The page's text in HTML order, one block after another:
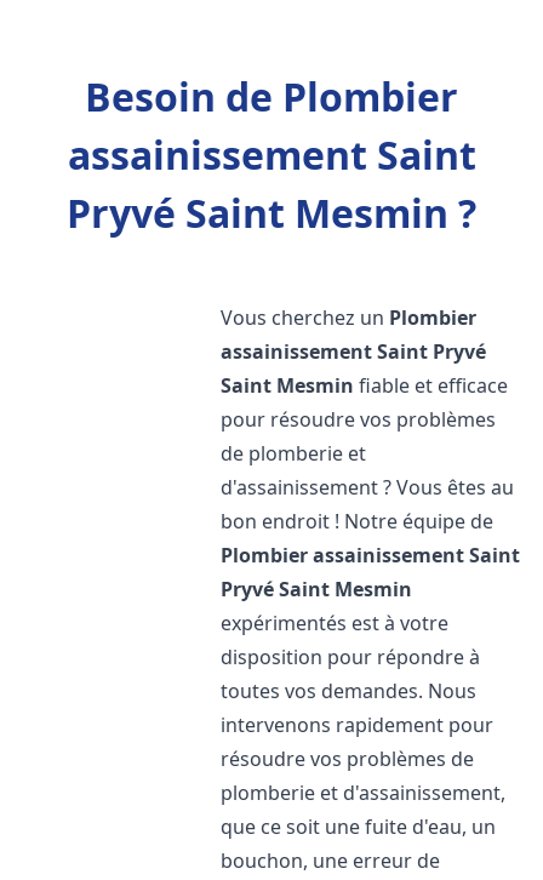
Besoin de Plombier
assainissement Saint
Pryvé Saint Mesmin ?
Vous cherchez un Plombier
assainissementSaint Pryvé
Saint Mesmin fiable et efficace
pour résoudre vos problèmes
de plomberie et
d'assainissement ? Vous êtes au
bon endroit ! Notre équipe de
Plombier assainissementSaint
Pryvé Saint Mesmin
expérimentés est à votre
disposition pour répondre à
toutes vos demandes. Nous
intervenons rapidement pour
résoudre vos problèmes de
plomberie et d'assainissement,
que ce soit une fuite d'eau, un
bouchon, une erreur de